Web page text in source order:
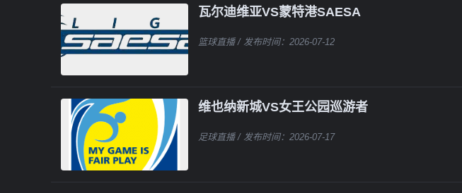
瓦尔迪维亚VS蒙特港SAESA
篮球直播/ 发布时间：2026-07-12
维也纳新城VS女王公园巡游者
足球直播/ 发布时间：2026-07-17